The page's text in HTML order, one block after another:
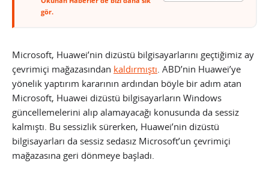
gör.
Microsoft, Huawei’nin dizüstü bilgisayarlarını geçtiğimiz ay
çevrimiçi mağazasından kaldırmıştı. ABD’nin Huawei’ye
yönelik yaptırım kararının ardından böyle bir adım atan
Microsoft, Huawei dizüstü bilgisayarların Windows
güncellemelerini alıp alamayacağı konusunda da sessiz
kalmıştı. Bu sessizlik sürerken, Huawei’nin dizüstü
bilgisayarları da sessiz sedasız Microsoft’un çevrimiçi
mağazasına geri dönmeye başladı.